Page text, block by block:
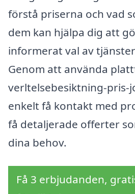
förstå priserna och vad
dem kan hjälpa dig att
informerat val av
Genom att använda
verltelsebesiktning-pris-
enkelt få kontakt med
få detaljerade offerter
dina behov.
Få 3 erbjudanden,